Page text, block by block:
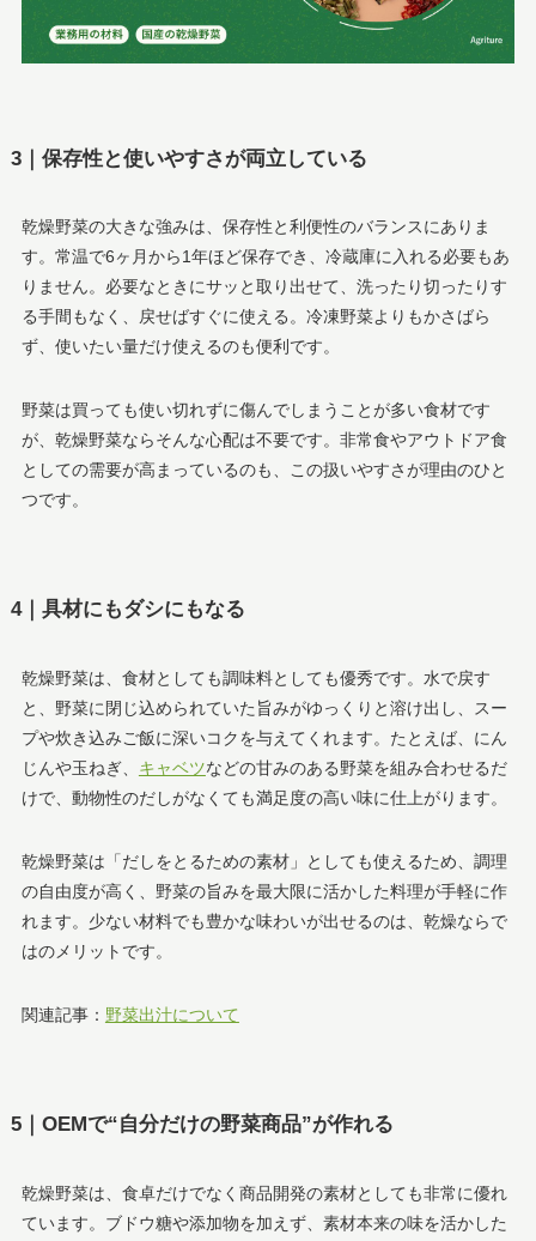
3｜保存性と使いやすさが両立している
乾燥野菜の大きな強みは、保存性と利便性のバランスにありま
す。常温で6ヶ月から1年ほど保存でき、冷蔵庫に入れる必要もあ
りません。必要なときにサッと取り出せて、洗ったり切ったりす
る手間もなく、戻せばすぐに使える。冷凍野菜よりもかさばら
ず、使いたい量だけ使えるのも便利です。
野菜は買っても使い切れずに傷んでしまうことが多い食材です
が、乾燥野菜ならそんな心配は不要です。非常食やアウトドア食
としての需要が高まっているのも、この扱いやすさが理由のひと
つです。
4｜具材にもダシにもなる
乾燥野菜は、食材としても調味料としても優秀です。水で戻す
と、野菜に閉じ込められていた旨みがゆっくりと溶け出し、スー
プや炊き込みご飯に深いコクを与えてくれます。たとえば、にん
じんや玉ねぎ、 キャベツなどの甘みのある野菜を組み合わせるだ
けで、動物性のだしがなくても満足度の高い味に仕上がります。
乾燥野菜は「だしをとるための素材」としても使えるため、調理
の自由度が高く、野菜の旨みを最大限に活かした料理が手軽に作
れます。少ない材料でも豊かな味わいが出せるのは、乾燥ならで
はのメリットです。
関連記事： 野菜出汁について
5｜OEMで“自分だけの野菜商品”が作れる
乾燥野菜は、食卓だけでなく商品開発の素材としても非常に優れ
ています。ブドウ糖や添加物を加えず、素材本来の味を活かした